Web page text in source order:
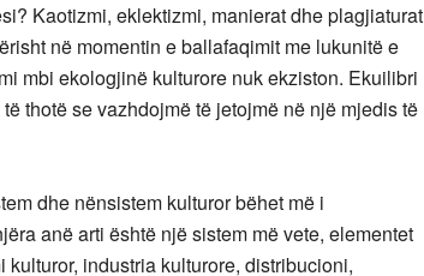
Kaotizmi, eklektizmi, manierat dhe plagjiaturat
në momentin e ballafaqimit me lukunitë e
mbi ekologjinë kulturore nuk ekziston. Ekuilibri
thotë se vazhdojmë të jetojmë në një mjedis të
dhe nënsistem kulturor bëhet më i
anë arti është një sistem më vete, elementet
industria kulturore, distribucioni,